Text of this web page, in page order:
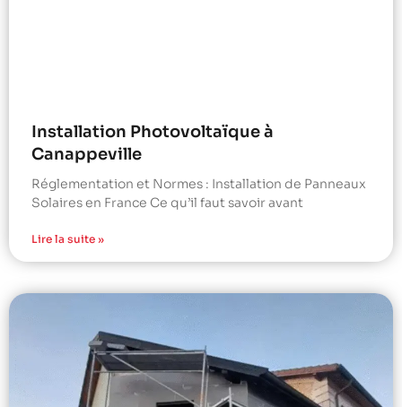
Installation Photovoltaïque à
Canappeville
Réglementation et Normes : Installation de Panneaux
Solaires en France Ce qu’il faut savoir avant
Lire la suite »